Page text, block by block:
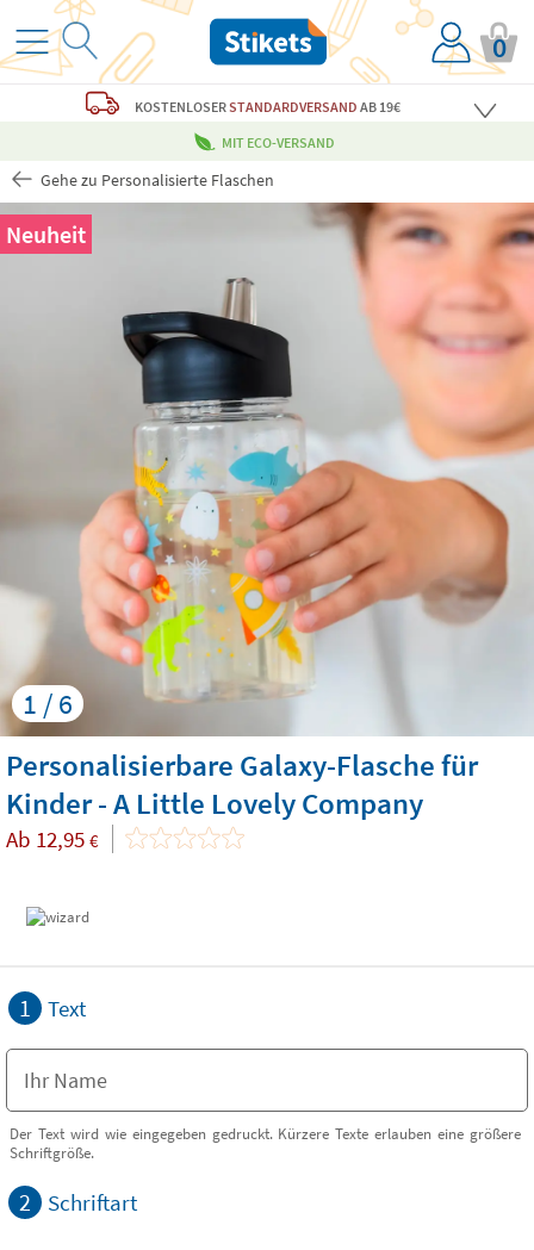
0
KOSTENLOSERSTANDARDVERSAND AB 19€
MIT ECO-VERSAND
Gehe zu Personalisierte Flaschen
1 / 6
Neuheit
Personalisierbare Galaxy-Flasche für
Kinder - A Little Lovely Company
Ab 12,95 €
1 Text
Der Text wird wie eingegeben gedruckt. Kürzere Texte erlauben eine größere
Schriftgröße.
2 Schriftart